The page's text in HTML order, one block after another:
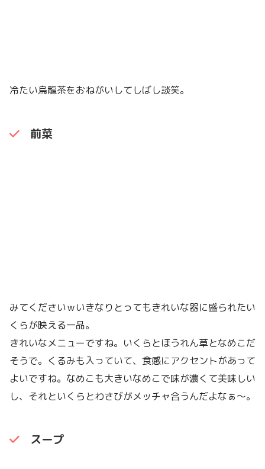
冷たい烏龍茶をおねがいしてしばし談笑。
前菜
みてくださいｗいきなりとってもきれいな器に盛られたい
くらが映える一品。
きれいなメニューですね。いくらとほうれん草となめこだ
そうで。くるみも入っていて、食感にアクセントがあって
よいですね。なめこも大きいなめこで味が濃くて美味しい
し、それといくらとわさびがメッチャ合うんだよなぁ〜。
スープ